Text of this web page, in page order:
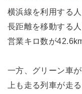
横浜線を利用する
長距離を移動する
営業キロ数が
一方、グリーン車
上も走る列車が走